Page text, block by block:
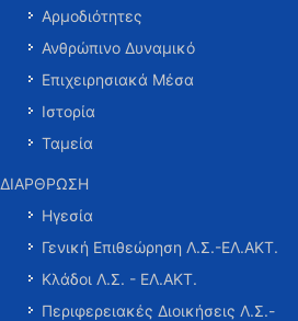
Αρμοδιότητες
Ανθρώπινο Δυναμικό
Επιχειρησιακά Μέσα
Ιστορία
Ταμεία
ΔΙΑΡΘΡΩΣΗ
Ηγεσία
Γενική Επιθεώρηση Λ.Σ.-ΕΛ.ΑΚΤ.
Κλάδοι Λ.Σ. - ΕΛ.ΑΚΤ.
Περιφερειακές Διοικήσεις Λ.Σ.-